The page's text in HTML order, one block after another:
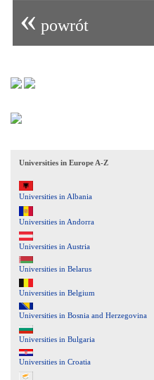
Universities in Europe A-Z
Universities in Albania
Universities in Andorra
Universities in Austria
Universities in Belarus
Universities in Belgium
Universities in Bosnia and Herzegovina
Universities in Bulgaria
Universities in Croatia
« powrót